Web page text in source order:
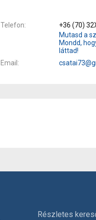
Telefon
+36 (70)
Mutasd a
Mondd,
láttad!
Email
Részletes